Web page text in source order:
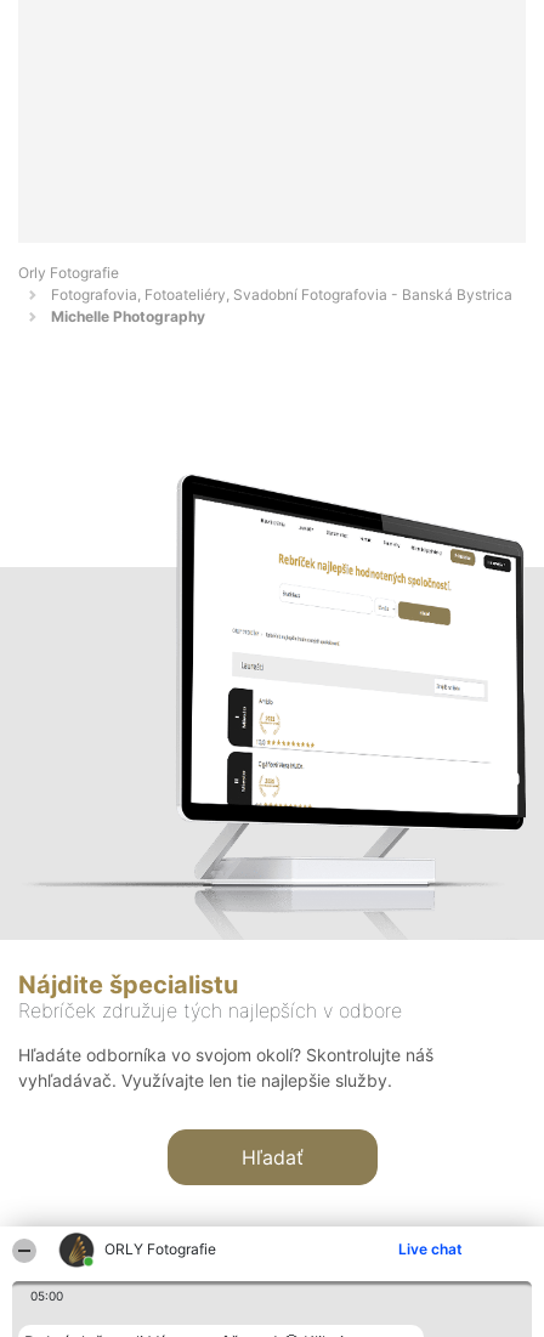
ORLY Fotografie Live chat
05:00
Orly Fotografie
Fotografovia, Fotoateliéry, Svadobní Fotografovia - Banská Bystrica
Michelle Photography
Nájdite špecialistu
Rebríček združuje tých najlepších v odbore
Hľadáte odborníka vo svojom okolí? Skontrolujte náš
vyhľadávač. Využívajte len tie najlepšie služby.
Hľadať